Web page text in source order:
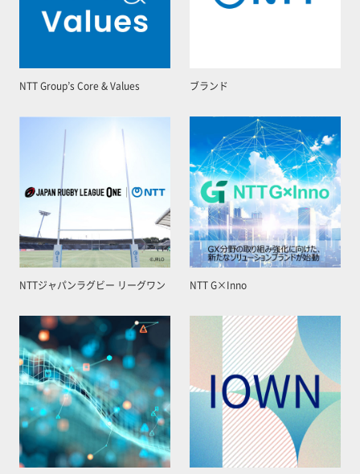
NTT Group’s Core & Values ブランド
NTTジャパンラグビー リーグワン NTT G×Inno